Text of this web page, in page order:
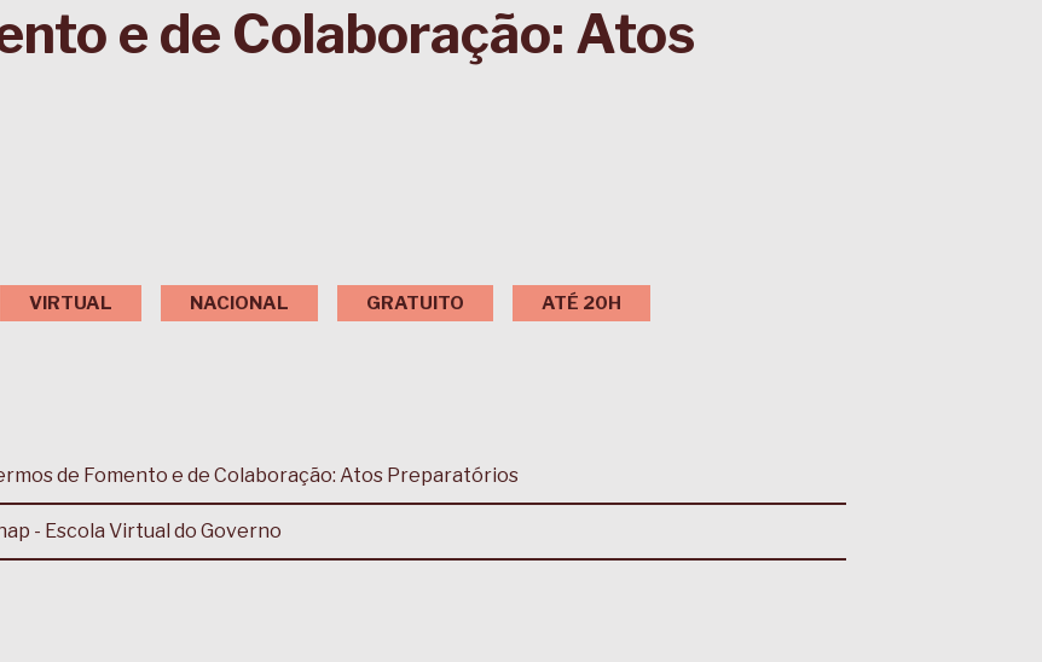
e de Colaboração: Atos
VIRTUAL NACIONAL GRATUITO ATÉ 20H
de Fomento e de Colaboração: Atos Preparatórios
- Escola Virtual do Governo